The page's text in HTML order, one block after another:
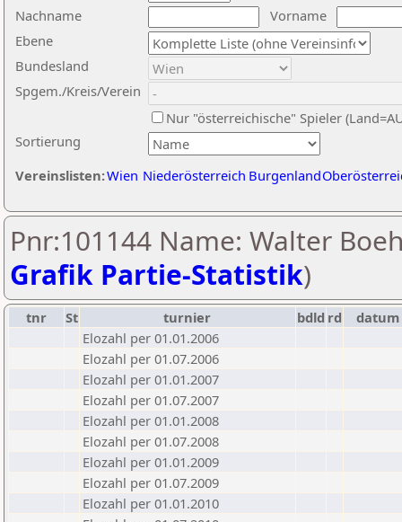
Nachname
Vorname
Ebene
Sortierung
Bundesland
Spgem./Kreis/Verein
Nur "österreichische" Spieler
Vereinslisten:Wien Niederösterreich Burgenland
Pnr:101144 Name: Walter
Grafik Partie-Statistik)
tnr St turnier bdld rd
datum
Elozahl per 01.01.2006
Elozahl per 01.07.2006
Elozahl per 01.01.2007
Elozahl per 01.07.2007
Elozahl per 01.01.2008
Elozahl per 01.07.2008
Elozahl per 01.01.2009
Elozahl per 01.07.2009
Elozahl per 01.01.2010